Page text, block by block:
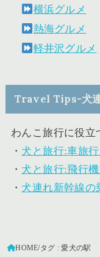
横浜グルメ
熱海グルメ
軽井沢グルメ
Travel Tips-犬
わんこ旅行に役立
・ 犬と旅行:車旅
・ 犬と旅行:飛行
・ 犬連れ新幹線の
HOME タグ : 愛犬の駅